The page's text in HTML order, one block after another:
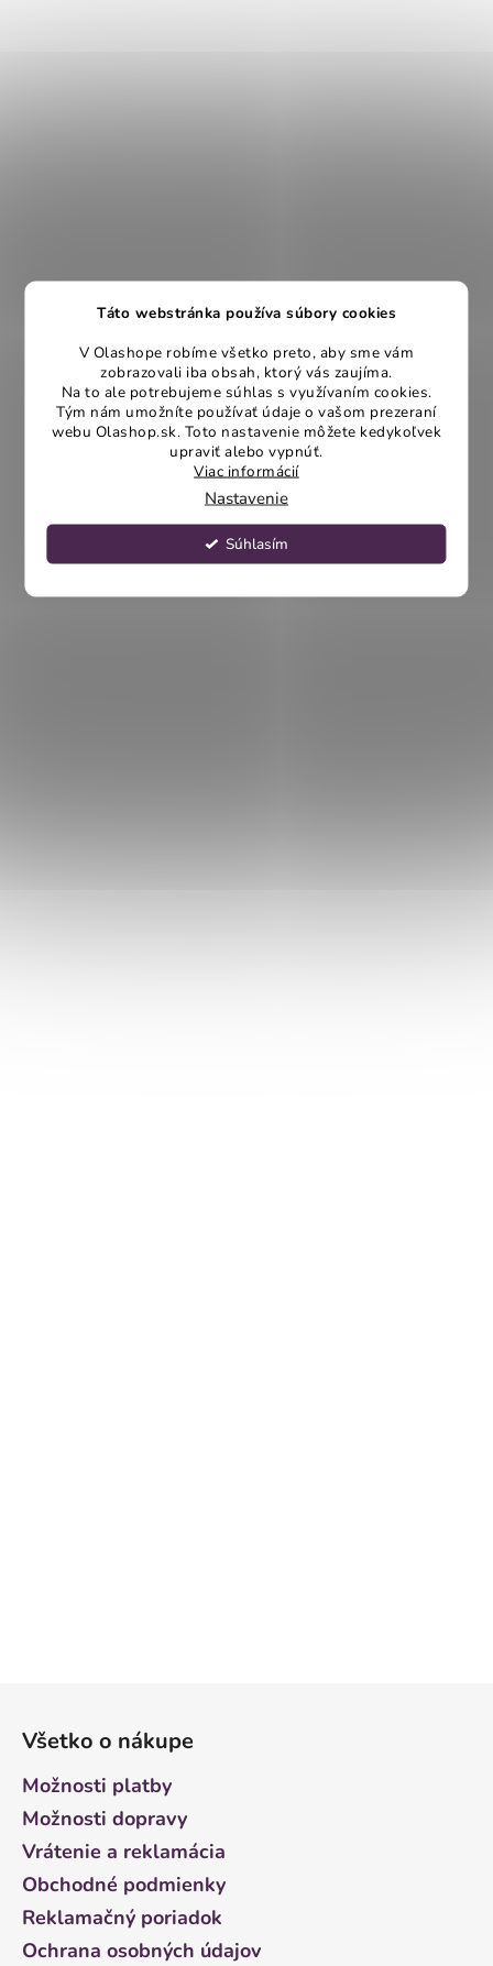
Táto webstránka používa súbory cookies
V Olashope robíme všetko preto, aby sme vám
zobrazovali iba obsah, ktorý vás zaujíma.
Na to ale potrebujeme súhlas s využívaním cookies.
Tým nám umožníte používať údaje o vašom prezeraní
webu Olashop.sk. Toto nastavenie môžete kedykoľvek
upraviť alebo vypnúť.
Viac informácií
Nastavenie
Súhlasím
Všetko o nákupe
Možnosti platby
Možnosti dopravy
Vrátenie a reklamácia
Obchodné podmienky
Reklamačný poriadok
Ochrana osobných údajov